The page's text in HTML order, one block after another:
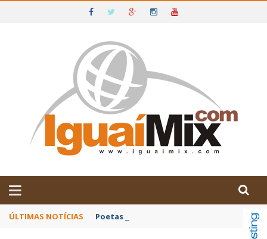
IGUAÍ E SUDOESTE DA BAHIA
ÚLTIMAS NOTÍCIAS Poetas baianos representam o Brasil no